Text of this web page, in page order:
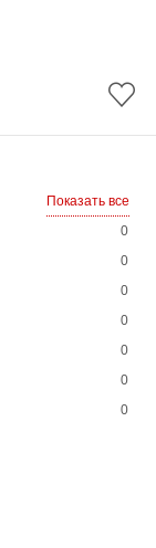
Показать все
0
0
0
0
0
0
0